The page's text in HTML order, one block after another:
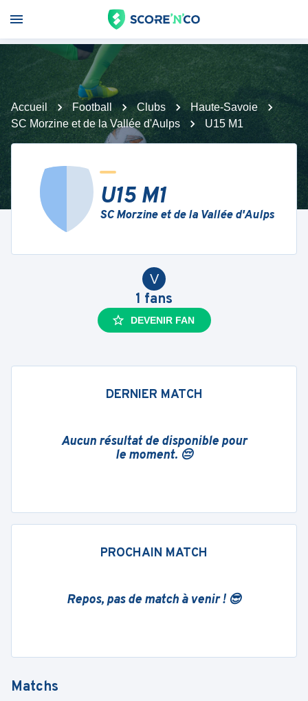
Accueil Football Clubs
Haute-Savoie
SC Morzine et de la Vallée d'Aulps
U15 M1
U15 M1
SC Morzine et de la Vallée d'Aulps
V
1 fans
DEVENIR FAN
DERNIER MATCH
Aucun résultat de disponible pour
le moment. 😔
PROCHAIN MATCH
Repos, pas de match à venir ! 😎
Matchs